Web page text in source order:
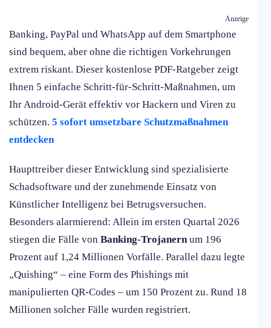
Anzeige
Banking, PayPal und WhatsApp auf dem Smartphone
sind bequem, aber ohne die richtigen Vorkehrungen
extrem riskant. Dieser kostenlose PDF-Ratgeber zeigt
Ihnen 5 einfache Schritt-für-Schritt-Maßnahmen, um
Ihr Android-Gerät effektiv vor Hackern und Viren zu
schützen. 5 sofort umsetzbare Schutzmaßnahmen
entdecken
Haupttreiber dieser Entwicklung sind spezialisierte
Schadsoftware und der zunehmende Einsatz von
Künstlicher Intelligenz bei Betrugsversuchen.
Besonders alarmierend: Allein im ersten Quartal 2026
stiegen die Fälle von Banking-Trojanernum 196
Prozent auf 1,24 Millionen Vorfälle. Parallel dazu legte
„Quishing“ – eine Form des Phishings mit
manipulierten QR-Codes – um 150 Prozent zu. Rund 18
Millionen solcher Fälle wurden registriert.